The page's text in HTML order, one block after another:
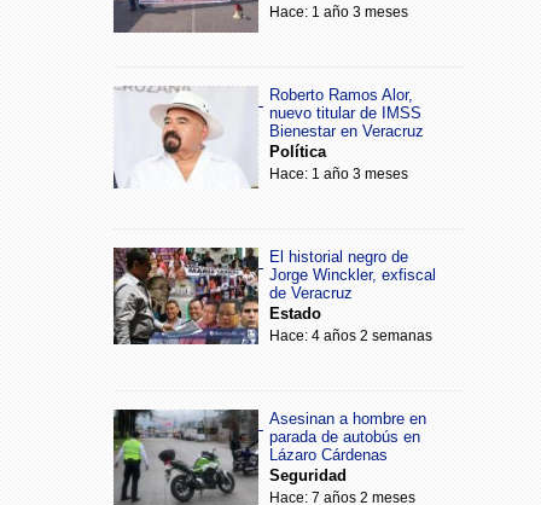
Hace: 1 año 3 meses
Roberto Ramos Alor,
nuevo titular de IMSS
Bienestar en Veracruz
Política
Hace: 1 año 3 meses
El historial negro de
Jorge Winckler, exfiscal
de Veracruz
Estado
Hace: 4 años 2 semanas
Asesinan a hombre en
parada de autobús en
Lázaro Cárdenas
Seguridad
Hace: 7 años 2 meses